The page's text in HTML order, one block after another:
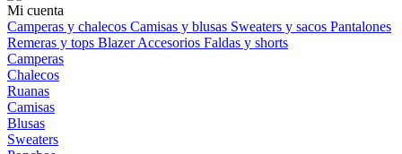
Mi cuenta
Camperas y chalecos Camisas y blusas Sweaters y sacos Pantalones
Remeras y tops BlazerAccesorios Faldas y shorts
Camperas
Chalecos
Ruanas
Camisas
Blusas
Sweaters